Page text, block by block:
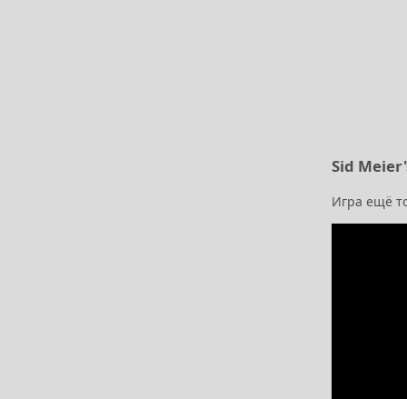
Sid
Игра ещё